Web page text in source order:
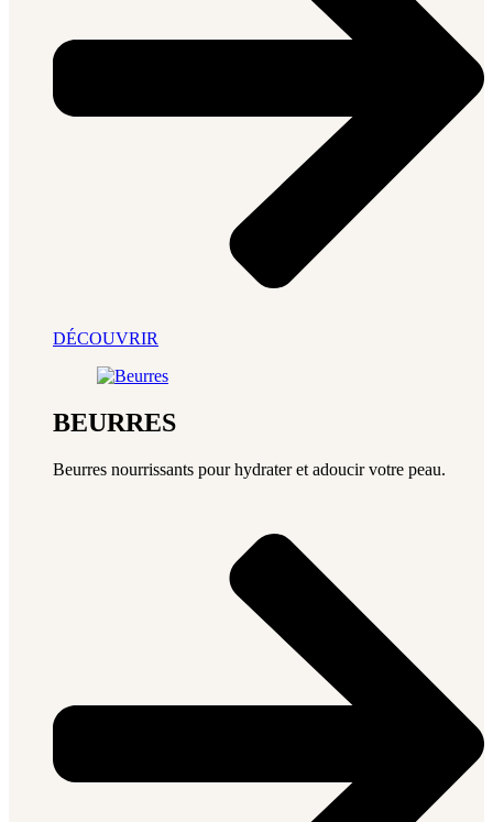
DÉCOUVRIR
BEURRES
Beurres nourrissants pour hydrater et adoucir votre peau.